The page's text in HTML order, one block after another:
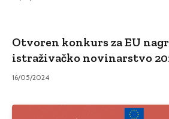
Otvoren konkurs za EU
istraživačko novinarstvo
16/05/2024